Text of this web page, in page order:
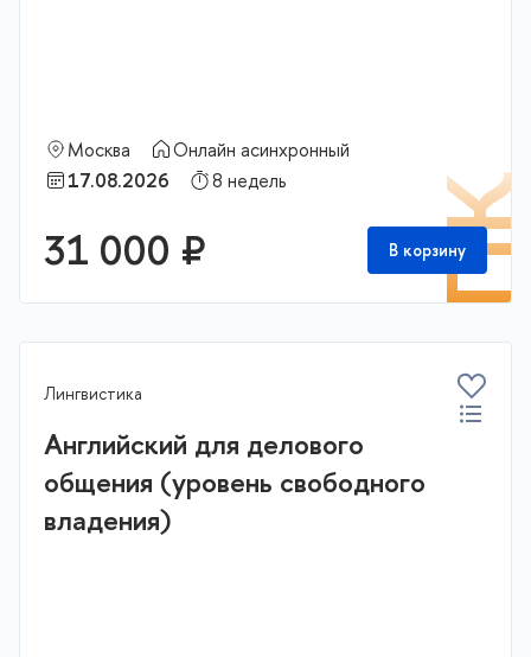
Москва
Онлайн асинхронный
17.08.2026
8 недель
31 000 ₽ В корзину
Лингвистика
Английский для делового
общения (уровень свободного
владения)